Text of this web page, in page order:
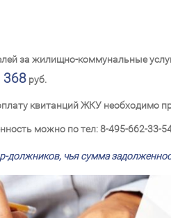
за жилищно-коммунальные
368 руб.
квитанций ЖКУ необходимо
можно по тел: 8-495-662-33-
должников, чья сумма